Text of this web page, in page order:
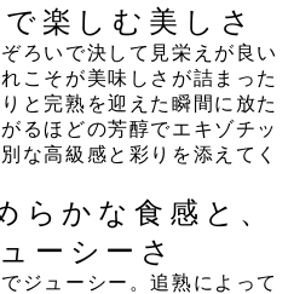
楽しむ美しさ
ろいで決して見栄えが良い
こそが美味しさが詰まった
と完熟を迎えた瞬間に放た
るほどの芳醇でエキゾチッ
な高級感と彩りを添えてく
らかな食感と、
ーシーさ
ジューシー。追熟によって